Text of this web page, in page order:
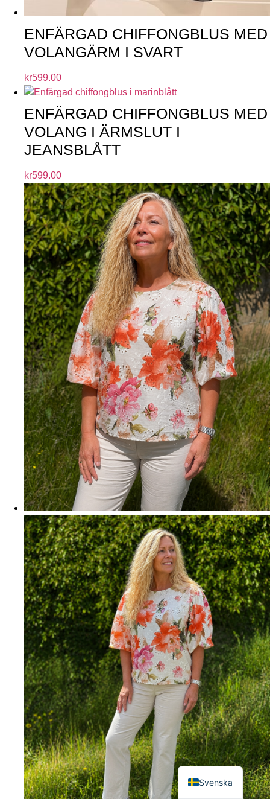
ENFÄRGAD CHIFFONGBLUS MED
VOLANGÄRM I SVART
kr599.00
ENFÄRGAD CHIFFONGBLUS MED
VOLANG I ÄRMSLUT I
JEANSBLÅTT
kr599.00
Svenska
English